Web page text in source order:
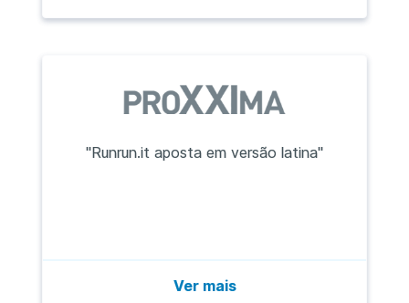
"Runrun.it aposta em versão latina"
Ver mais